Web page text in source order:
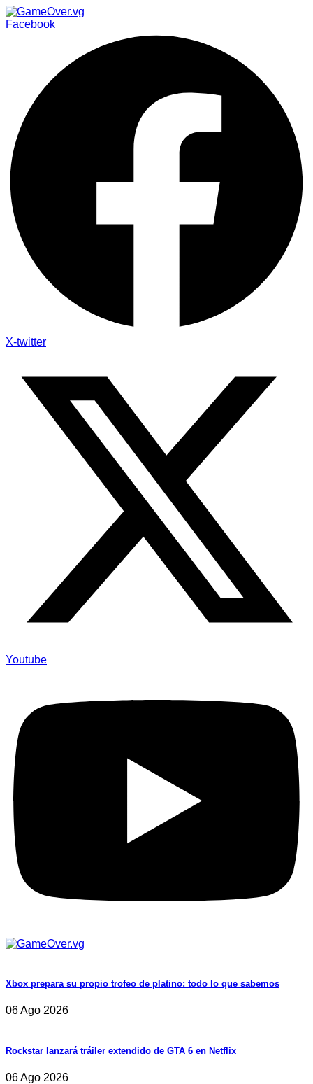
Facebook
X-twitter
Youtube
Xbox prepara su propio trofeo de platino: todo lo que sabemos
06 Ago 2026
Rockstar lanzará tráiler extendido de GTA 6 en Netflix
06 Ago 2026